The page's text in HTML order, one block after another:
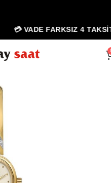
💳 VADE FARKSIZ 4 TAKSİT